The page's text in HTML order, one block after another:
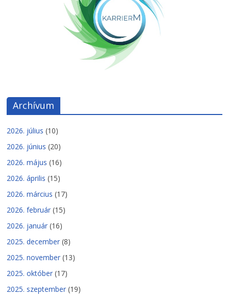
Archívum
2026. július (10)
2026. június (20)
2026. május (16)
2026. április (15)
2026. március (17)
2026. február (15)
2026. január (16)
2025. december (8)
2025. november (13)
2025. október (17)
2025. szeptember (19)